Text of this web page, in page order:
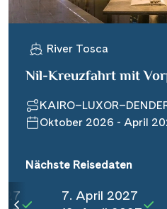
River Tosca
Nil-Kreuzfahrt mit
Oktober 2026 - April
Nächste Reisedaten
7. April 2027